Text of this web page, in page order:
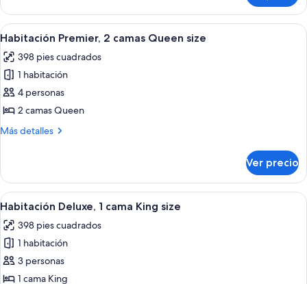
King
size
Premier,
cama
size
Abrir
todas
las
fotos
de
Habitación
Premier,
Queen
size
Habitación de hotel con dos camas,
2
Habitación Premier, 2 camas Queen size
398 pies cuadrados
1 habitación
4 personas
2 camas Queen
Más detalles
Más
Premier,
camas
size
Ver precio
Abrir
todas
las
fotos
de
Habitación
Una habitación de hotel con una
2
Habitación Deluxe, 1 cama King size
398 pies cuadrados
1 habitación
3 personas
1 cama King